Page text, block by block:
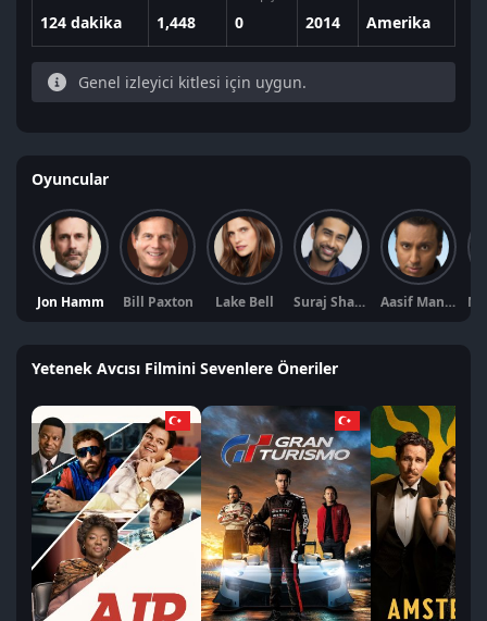
124 dakika 1,448 0 2014 Amerika
Genel izleyici kitlesi için uygun.
Oyuncular
Jon Hamm Bill Paxton Lake Bell Suraj Sharma Aasif Mandvi
Yetenek Avcısı Filmini Sevenlere Öneriler